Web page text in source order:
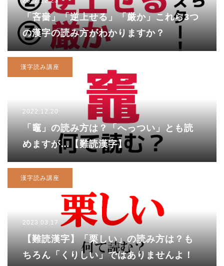
「吝嗇」「逆上せる」「厳か」これら3つ
の漢字の読み方がわかりますか？
漢字読み講座
2022.12.20
「竈」の読み方は？「へっつい」とも読
めますが…【難読漢字】
漢字読み講座
2023.03.17
【難読漢字】「栗しい」の読み方は？も
ちろん「くりしい」ではありませんよ！